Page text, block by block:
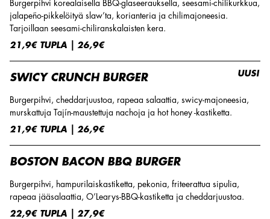
Burgerpihvi korealaisella BBQ-glaseerauksella, seesami-chilikurkkua,
jalapeño-pikkelöityä slaw’ta, korianteria ja chilimajoneesia.
Tarjoillaan seesami-chiliranskalaisten kera.
21,9€ TUPLA | 26,9€
SWICY CRUNCH BURGER
Burgerpihvi, cheddarjuustoa, rapeaa salaattia, swicy-majoneesia,
murskattuja Tajín-maustettuja nachoja ja hot honey -kastiketta.
21,9€ TUPLA | 26,9€
UUSI
BOSTON BACON BBQ BURGER
Burgerpihvi, hampurilaiskastiketta, pekonia, friteerattua sipulia,
rapeaa jääsalaattia, O’Learys-BBQ-kastiketta ja cheddarjuustoa.
22,9€ TUPLA | 27,9€